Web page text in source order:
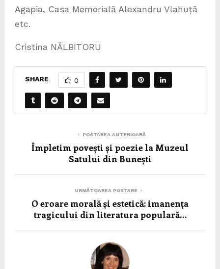
Agapia, Casa Memorială Alexandru Vlahuță
etc.
Cristina NĂLBITORU
SHARE 0
POSTAREA ANTERIOARĂ
Împletim povești și poezie la Muzeul
Satului din Bunești
URMĂTOAREA POSTARE
O eroare morală și estetică: imanența
tragicului din literatura populară…